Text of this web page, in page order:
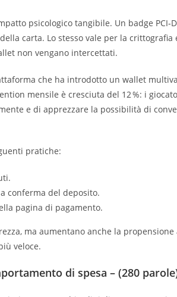
psicologico tangibile. Un badge
carta. Lo stesso vale per la crittografia
non vengano intercettati.
che ha introdotto un wallet
mensile è cresciuta del 12 %: i
e di apprezzare la possibilità di
pratiche:
conferma del deposito.
pagina di pagamento.
ma aumentano anche la
veloce.
di spesa – (280